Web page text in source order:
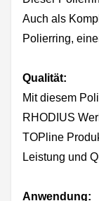
Auch als
Polierring,
Qualität:
Mit diesem
RHODIUS
TOPline
Leistung und
Anwendung: